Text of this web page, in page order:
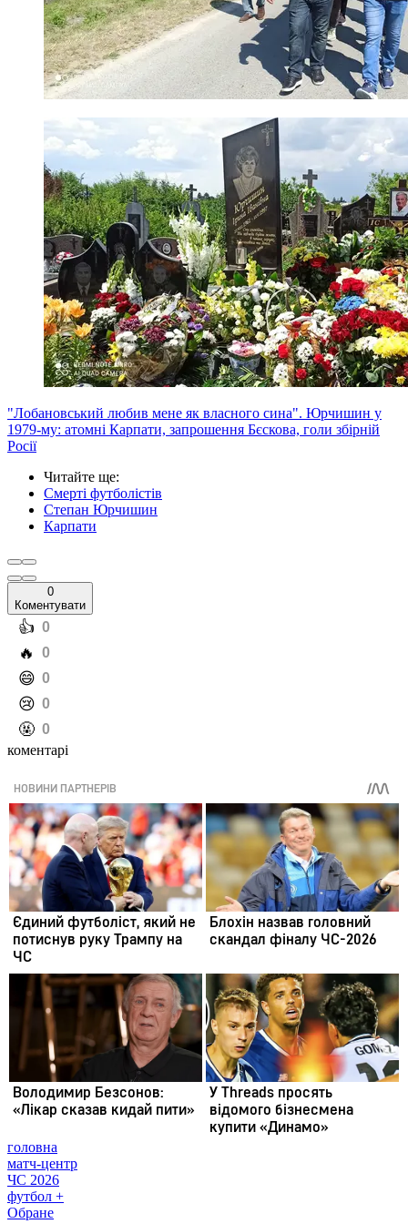
"Лобановський любив мене як власного сина". Юрчишин у
1979-му: атомні Карпати, запрошення Бєскова, голи збірній
Росії
Читайте ще:
Смерті футболістів
Степан Юрчишин
Карпати
0
Коментувати
️👍 0
️🔥 0
️😄 0
️😢 0
️🤬 0
коментарі
головна
матч-центр
ЧС 2026
футбол +
Обране